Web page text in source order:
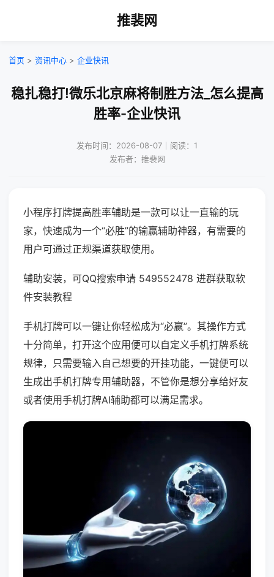
推裴网
首页 > 资讯中心 > 企业快讯
稳扎稳打!微乐北京麻将制胜方法_怎么提高
胜率-企业快讯
发布时间：2026-08-07｜阅读：1
发布者：推裴网
小程序打牌提高胜率辅助是一款可以让一直输的玩
家，快速成为一个“必胜”的输赢辅助神器，有需要的
用户可通过正规渠道获取使用。
辅助安装，可QQ搜索申请 549552478 进群获取软
件安装教程
手机打牌可以一键让你轻松成为“必赢”。其操作方式
十分简单，打开这个应用便可以自定义手机打牌系统
规律，只需要输入自己想要的开挂功能，一键便可以
生成出手机打牌专用辅助器，不管你是想分享给好友
或者使用手机打牌AI辅助都可以满足需求。